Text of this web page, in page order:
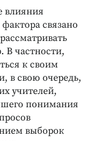
влияния
связано
В частности,
к своим
в свою очередь,
учителей,
понимания
выборок